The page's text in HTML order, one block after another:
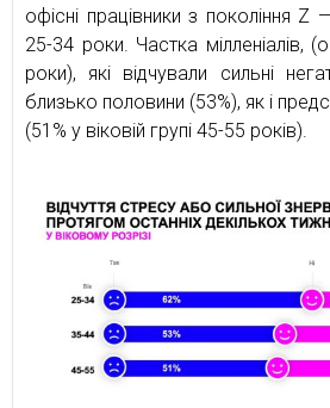
офісні працівники з покоління Z
25-34 роки. Частка мілленіалів,
роки), які відчували сильні
близько половини (53%), як і
(51% у віковій групі 45-55 років).